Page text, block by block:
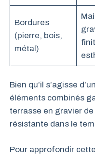
Bordures
(pierre, bois,
métal)
Bien qu’il s’agisse
éléments combinés
terrasse en gravier
résistante dans le
Pour approfondir